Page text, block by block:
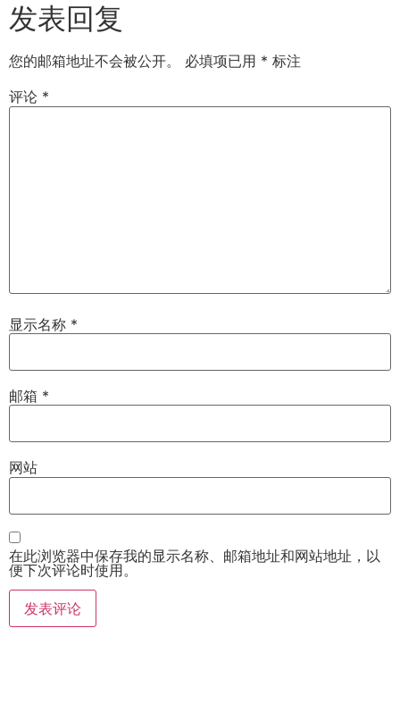
发表回复
您的邮箱地址不会被公开。 必填项已用 * 标注
评论 *
显示名称 *
邮箱 *
网站
在此浏览器中保存我的显示名称、邮箱地址和网站地址，以
便下次评论时使用。